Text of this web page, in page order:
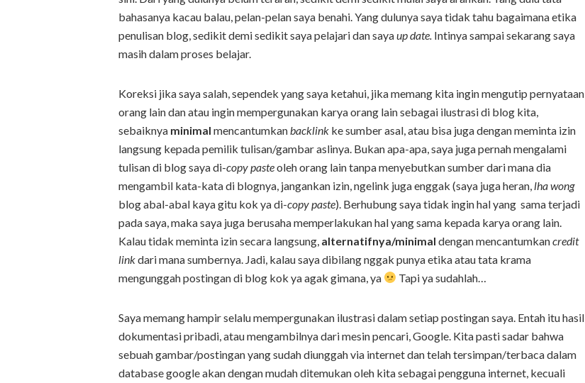
bahasanya kacau balau, pelan-pelan saya benahi. Yang dulunya saya tidak tahu bagaimana etika
penulisan blog, sedikit demi sedikit saya pelajari dan sayaup date. Intinya sampai sekarang saya
masih dalam proses belajar.
Koreksi jika saya salah, sependek yang saya ketahui, jika memang kita ingin mengutip pernyataan
orang lain dan atau ingin mempergunakan karya orang lain sebagai ilustrasi di blog kita,
sebaiknya minimal mencantumkanbacklink ke sumber asal, atau bisa juga dengan meminta izin
langsung kepada pemilik tulisan/gambar aslinya. Bukan apa-apa, saya juga pernah mengalami
tulisan di blog saya di-copy pasteoleh orang lain tanpa menyebutkan sumber dari mana dia
mengambil kata-kata di blognya, jangankan izin, ngelink juga enggak (saya juga heran, lha wong
blog abal-abal kaya gitu kok ya di-copy paste). Berhubung saya tidak ingin hal yang sama terjadi
pada saya, maka saya juga berusaha memperlakukan hal yang sama kepada karya orang lain.
Kalau tidak meminta izin secara langsung, alternatifnya/minimal dengan mencantumkancredit
linkdari mana sumbernya. Jadi, kalau saya dibilang nggak punya etika atau tata krama
mengunggah postingan di blog kok ya agak gimana, ya
Tapi ya sudahlah…
Saya memang hampir selalu mempergunakan ilustrasi dalam setiap postingan saya. Entah itu hasil
dokumentasi pribadi, atau mengambilnya dari mesin pencari, Google. Kita pasti sadar bahwa
sebuah gambar/postingan yang sudah diunggah via internet dan telah tersimpan/terbaca dalam
database google akan dengan mudah ditemukan oleh kita sebagai pengguna internet, kecuali